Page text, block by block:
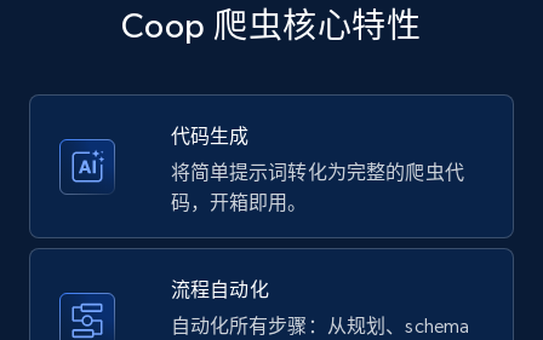
price, Currency, Availability, Reviews count, and
Amazon products - Collects products by
Title, Seller name, Brand, Description, Initial
price, Currency, Availability, Reviews count, and
Coop 爬虫核心特性
代码生成
将简单提示词转化为完整的爬虫代
码，开箱即用。
流程自动化
自动化所有步骤：从规划、schema